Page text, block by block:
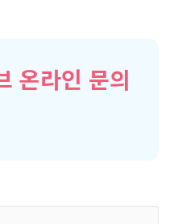
온라인 문의